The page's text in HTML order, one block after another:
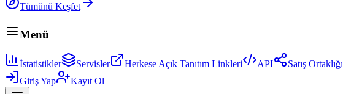
Tümünü Keşfet
Menü
İstatistikler Servisler Herkese Açık Tanıtım Linkleri API Satış Ortaklığı
Giriş Yap
Kayıt Ol